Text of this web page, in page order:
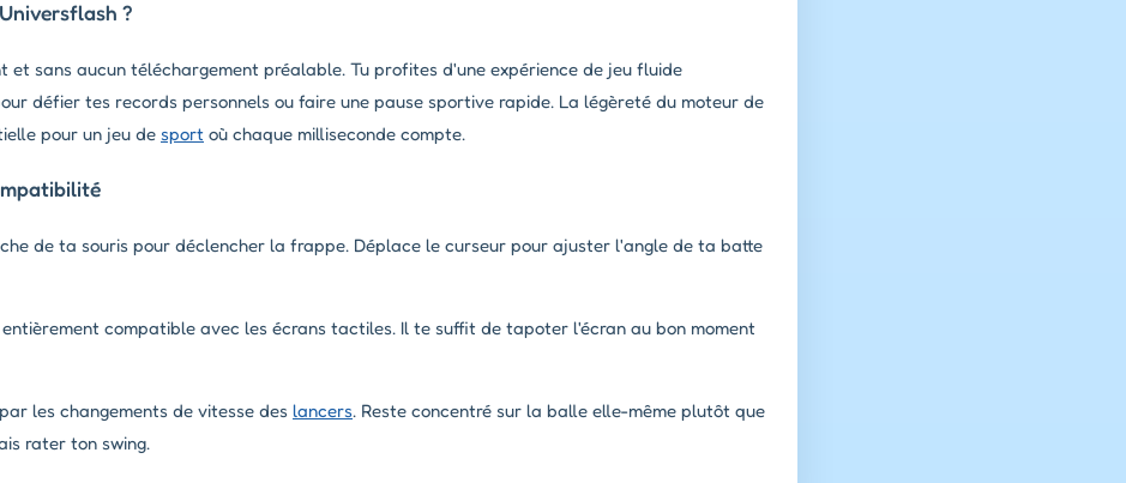
?
et sans aucun téléchargement préalable. Tu profites d'une expérience de jeu fluide
défier tes records personnels ou faire une pause sportive rapide. La légèreté du moteur de
pour un jeu de sport où chaque milliseconde compte.
de ta souris pour déclencher la frappe. Déplace le curseur pour ajuster l'angle de ta batte
entièrement compatible avec les écrans tactiles. Il te suffit de tapoter l'écran au bon moment
les changements de vitesse des lancers. Reste concentré sur la balle elle-même plutôt que
rater ton swing.